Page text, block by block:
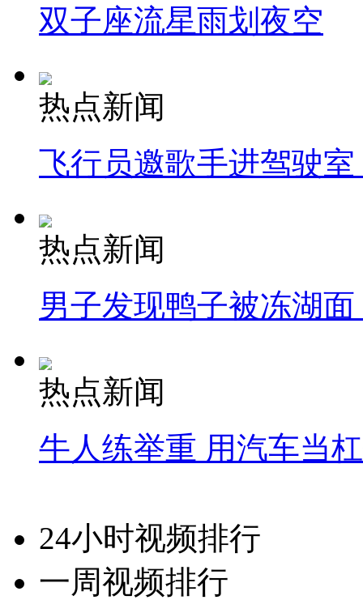
双子座流星雨划夜空
热点新闻
飞行员邀歌手进驾驶
热点新闻
男子发现鸭子被冻湖
热点新闻
牛人练举重 用汽车当
24小时视频排行
一周视频排行